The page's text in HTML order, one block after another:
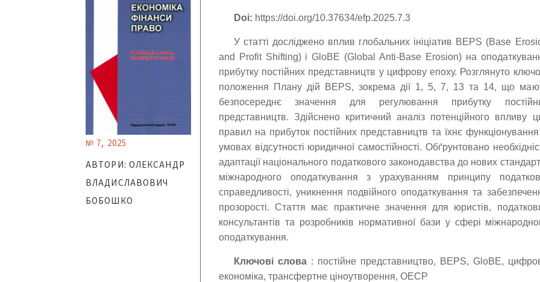
№ 7, 2025
АВТОРИ: ОЛЕКСАНДР
ВЛАДИСЛАВОВИЧ
БОБОШКО
Doi: https://doi.org/10.37634/efp.2025.7.3
У статті досліджено вплив глобальних ініціатив BEPS (Base
and Profit Shifting) і GloBE (Global Anti-Base Erosion) на
прибутку постійних представництв у цифрову епоху. Розглянуто
положення Плану дій BEPS, зокрема дії 1, 5, 7, 13 та 14, що
безпосереднє значення для регулювання прибутку
представництв. Здійснено критичний аналіз потенційного впливу
правил на прибуток постійних представництв та їхнє
умовах відсутності юридичної самостійності. Обґрунтовано
адаптації національного податкового законодавства до нових
міжнародного оподаткування з урахуванням принципу
справедливості, уникнення подвійного оподаткування та
прозорості. Стаття має практичне значення для юристів,
консультантів та розробників нормативної бази у сфері
оподаткування.
Ключові слова: постійне представництво, BEPS, GloBE,
економіка, трансфертне ціноутворення, ОЕСР